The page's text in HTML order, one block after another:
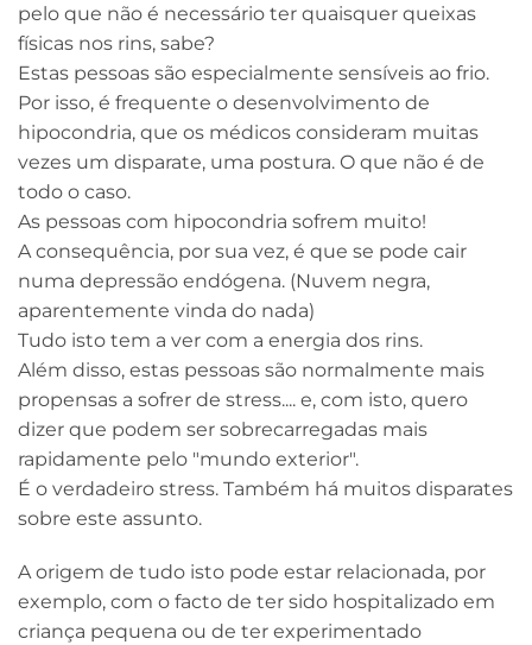
pelo que não é necessário ter quaisquer queixas
físicas nos rins, sabe?
Estas pessoas são especialmente sensíveis ao frio.
Por isso, é frequente o desenvolvimento de
hipocondria, que os médicos consideram muitas
vezes um disparate, uma postura. O que não é de
todo o caso.
As pessoas com hipocondria sofrem muito!
A consequência, por sua vez, é que se pode cair
numa depressão endógena. (Nuvem negra,
aparentemente vinda do nada)
Tudo isto tem a ver com a energia dos rins.
Além disso, estas pessoas são normalmente mais
propensas a sofrer de stress.... e, com isto, quero
dizer que podem ser sobrecarregadas mais
rapidamente pelo "mundo exterior".
É o verdadeiro stress. Também há muitos disparates
sobre este assunto.
A origem de tudo isto pode estar relacionada, por
exemplo, com o facto de ter sido hospitalizado em
criança pequena ou de ter experimentado